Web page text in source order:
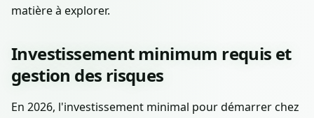
matière à explorer.
Investissement minimum requis et
gestion des risques
En 2026, l'investissement minimal pour démarrer chez